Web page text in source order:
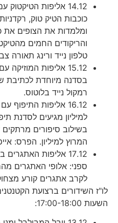
14.12 אליפות הטיקטוק עם
כוכבות הטיק טוק, רקדניות
ומלמדות את הצופים את
והריקודים החמים
טלפון נייד ורינג תאורה
15.12 אליפות המוזיקה
בסדנה מיוחדת לכתיבת
רמקול נייד בלוטוס.
16.12 אליפות התיפוף עם
למיליון מגיעים לסדנת
בשילוב סיפורים מרתקים
המרוץ למיליון. הפרס:
17.12 אליפות האתגרים
ספני: אלופי האתגרים
לקרב אתגרים קורע
השעות 17:00-18:00: